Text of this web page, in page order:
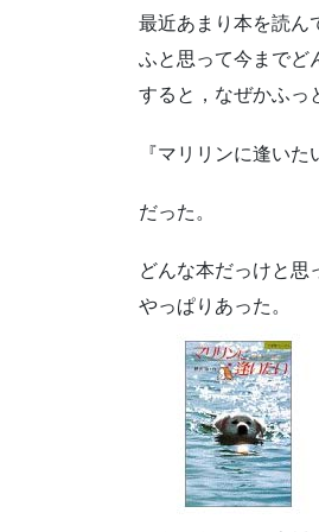
最近あまり本を読ん
ふと思って今までど
すると，なぜかふっ
『マリリンに逢いた
だった。
どんな本だっけと思
やっぱりあった。